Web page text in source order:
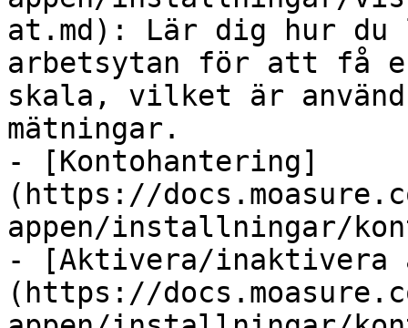
at.md): Lär dig hur
arbetsytan för att få
skala, vilket är
mätningar.
- [Kontohantering]
(https://
appen/installningar/
- [Aktivera/inaktivera
(https://